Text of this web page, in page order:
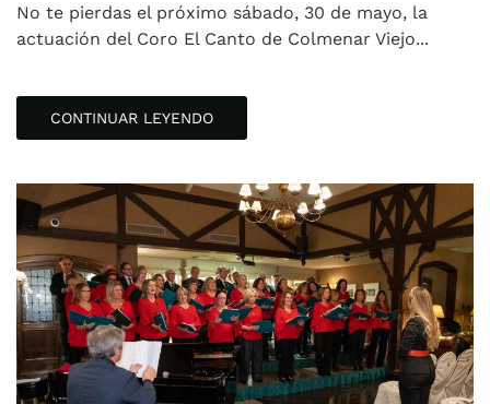
No te pierdas el próximo sábado, 30 de mayo, la
actuación del Coro El Canto de Colmenar Viejo...
CONTINUAR LEYENDO